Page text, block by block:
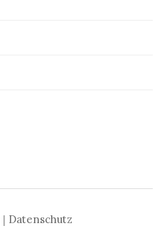
| Datenschutz